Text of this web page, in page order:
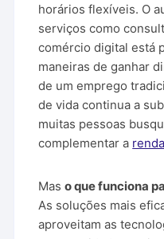
horários flexíveis. O
serviços como
comércio digital está
maneiras de ganhar
de um emprego
de vida continua a
muitas pessoas
complementar a renda
Maso que funciona
As soluções mais
aproveitam as